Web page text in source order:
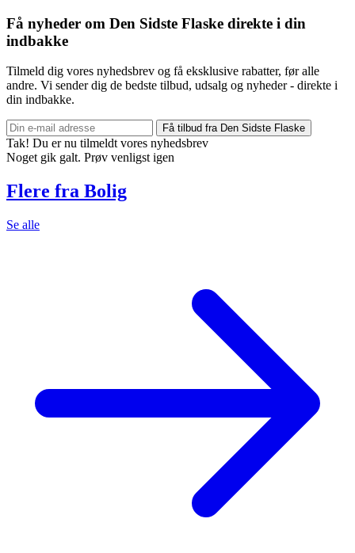
Få nyheder om Den Sidste Flaske direkte i din
indbakke
Tilmeld dig vores nyhedsbrev og få eksklusive rabatter, før alle
andre. Vi sender dig de bedste tilbud, udsalg og nyheder - direkte i
din indbakke.
Få tilbud fra Den Sidste Flaske
Tak! Du er nu tilmeldt vores nyhedsbrev
Noget gik galt. Prøv venligst igen
Flere fra Bolig
Se alle